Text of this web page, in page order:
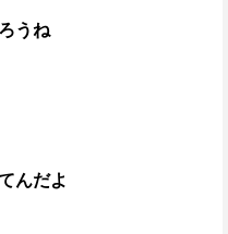
うね
んだよ